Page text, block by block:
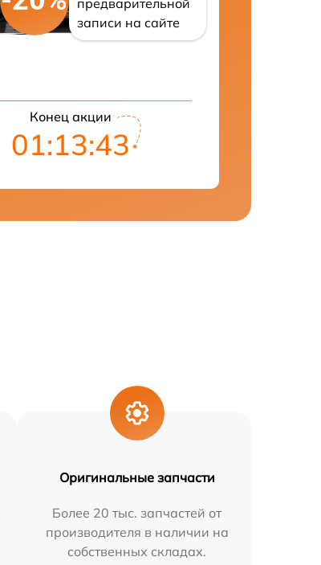
записи на сайте
Конец акции
01:13:41
Оригинальные запчасти
Более 20 тыс. запчастей от
производителя в наличии на
собственных складах.